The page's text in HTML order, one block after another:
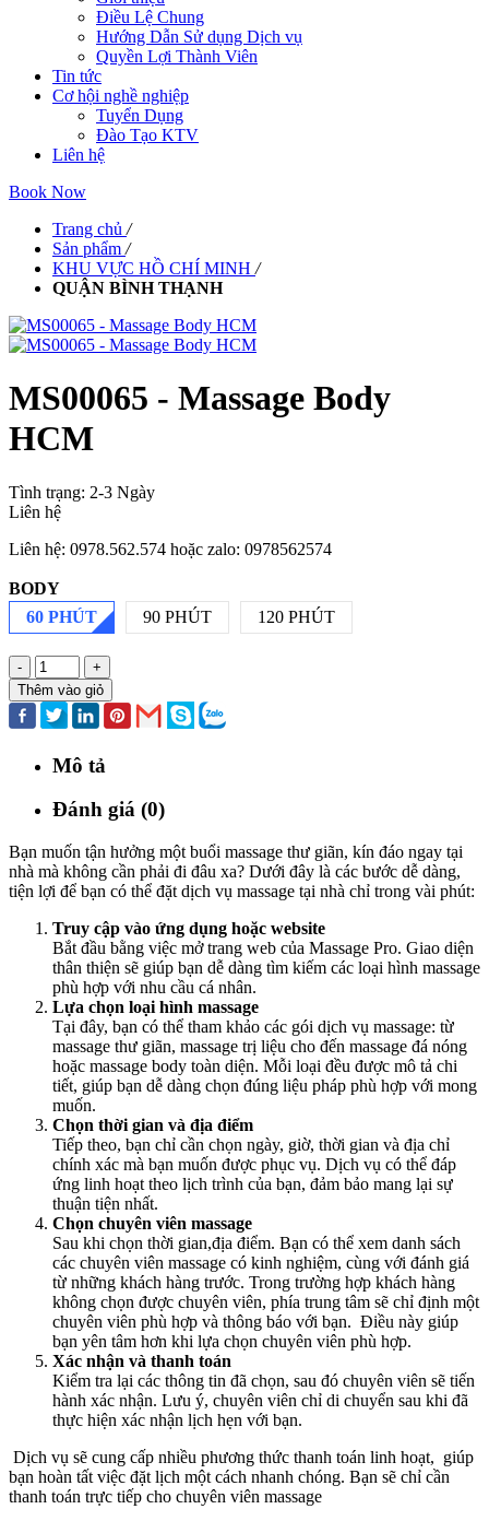
Điều Lệ Chung
Hướng Dẫn Sử dụng Dịch vụ
Quyền Lợi Thành Viên
Tin tức
Cơ hội nghề nghiệp
Tuyển Dụng
Đào Tạo KTV
Liên hệ
Book Now
Trang chủ /
Sản phẩm /
KHU VỰC HỒ CHÍ MINH /
QUẬN BÌNH THẠNH
MS00065 - Massage Body
HCM
Tình trạng: 2-3 Ngày
Liên hệ
Liên hệ: 0978.562.574 hoặc zalo: 0978562574
BODY
60 PHÚT
90 PHÚT 120 PHÚT
-
+
Thêm vào giỏ
Mô tả
Đánh giá (0)
Bạn muốn tận hưởng một buổi massage thư giãn, kín đáo ngay tại
nhà mà không cần phải đi đâu xa? Dưới đây là các bước dễ dàng,
tiện lợi để bạn có thể đặt dịch vụ massage tại nhà chỉ trong vài phút:
Truy cập vào ứng dụng hoặc website
Bắt đầu bằng việc mở trang web của Massage Pro. Giao diện
thân thiện sẽ giúp bạn dễ dàng tìm kiếm các loại hình massage
phù hợp với nhu cầu cá nhân.
Lựa chọn loại hình massage
Tại đây, bạn có thể tham khảo các gói dịch vụ massage: từ
massage thư giãn, massage trị liệu cho đến massage đá nóng
hoặc massage body toàn diện. Mỗi loại đều được mô tả chi
tiết, giúp bạn dễ dàng chọn đúng liệu pháp phù hợp với mong
muốn.
Chọn thời gian và địa điểm
Tiếp theo, bạn chỉ cần chọn ngày, giờ, thời gian và địa chỉ
chính xác mà bạn muốn được phục vụ. Dịch vụ có thể đáp
ứng linh hoạt theo lịch trình của bạn, đảm bảo mang lại sự
thuận tiện nhất.
Chọn chuyên viên massage
Sau khi chọn thời gian,địa điểm. Bạn có thể xem danh sách
các chuyên viên massage có kinh nghiệm, cùng với đánh giá
từ những khách hàng trước. Trong trường hợp khách hàng
không chọn được chuyên viên, phía trung tâm sẽ chỉ định một
chuyên viên phù hợp và thông báo với bạn. Điều này giúp
bạn yên tâm hơn khi lựa chọn chuyên viên phù hợp.
Xác nhận và thanh toán
Kiểm tra lại các thông tin đã chọn, sau đó chuyên viên sẽ tiến
hành xác nhận. Lưu ý, chuyên viên chỉ di chuyển sau khi đã
thực hiện xác nhận lịch hẹn với bạn.
Dịch vụ sẽ cung cấp nhiều phương thức thanh toán linh hoạt, giúp
bạn hoàn tất việc đặt lịch một cách nhanh chóng. Bạn sẽ chỉ cần
thanh toán trực tiếp cho chuyên viên massage